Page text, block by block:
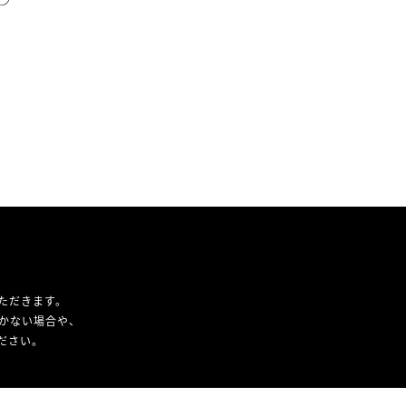
きます。
い場合や、
い。